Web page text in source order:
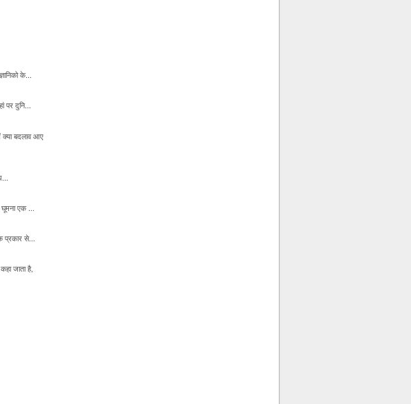
के...
पर दुनि...
क्या बदलाव आए
घूमना एक ...
प्रकार से...
जाता है,